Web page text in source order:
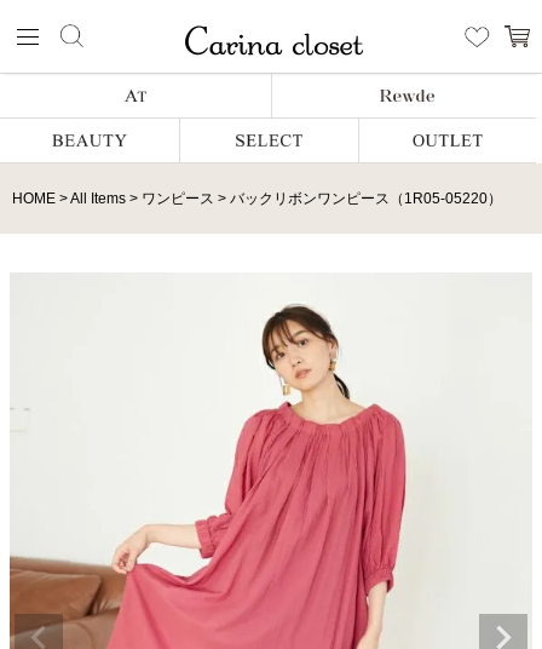
HOME All Items ワンピース バックリボンワンピース（1R05-05220）